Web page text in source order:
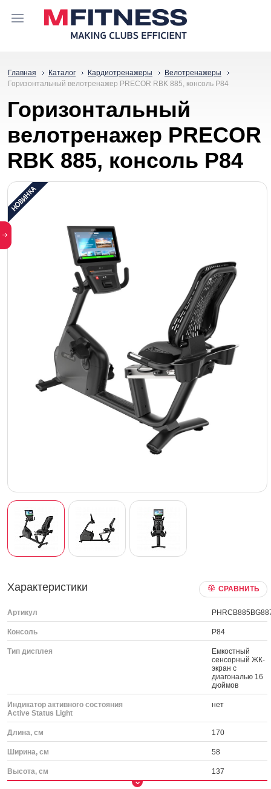
Главная Каталог Кардиотренажеры
Велотренажеры
Горизонтальный велотренажер PRECOR RBK 885, консоль P84
Горизонтальный
велотренажер PRECOR
RBK 885, консоль P84
Характеристики СРАВНИТЬ
Артикул
Консоль P84
Тип дисплея
Емкостный
сенсорный ЖК-
экран с
диагональю 16
дюймов
Индикатор активного состояния
Active Status Light
нет
Длина, см 170
Ширина, см 58
Высота, см 137